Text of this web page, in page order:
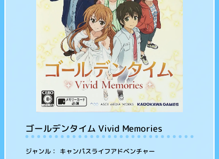
ゴールデンタイム Vivid Memories
ジャンル： キャンパスライフアドベンチャー